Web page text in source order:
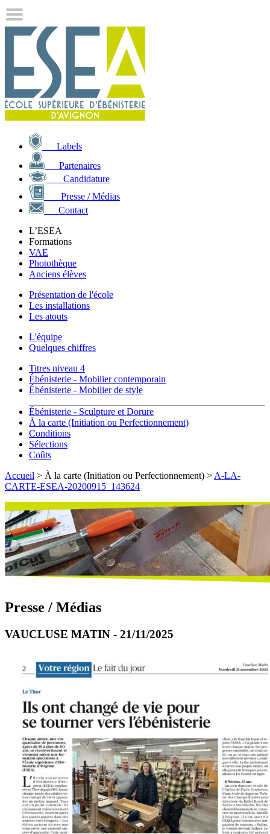
Labels
Partenaires
Candidature
Presse / Médias
Contact
L’ESEA
Formations
VAE
Photothèque
Anciens élèves
Présentation de l'école
Les installations
Les atouts
L'équipe
Quelques chiffres
Titres niveau 4
Ébénisterie - Mobilier contemporain
Ébénisterie - Mobilier de style
Ébénisterie - Sculpture et Dorure
À la carte (Initiation ou Perfectionnement)
Conditions
Sélections
Coûts
Accueil > À la carte (Initiation ou Perfectionnement) > A-LA-
CARTE-ESEA-20200915_143624
Presse / Médias
VAUCLUSE MATIN - 21/11/2025